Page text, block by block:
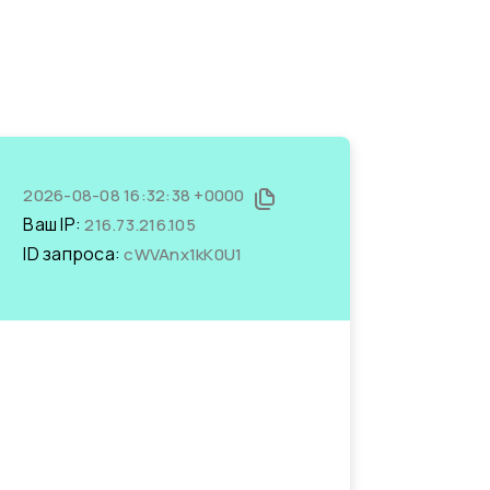
2026-08-08 16:32:38 +0000
Ваш IP:216.73.216.105
ID запроса:cWVAnx1kK0U1